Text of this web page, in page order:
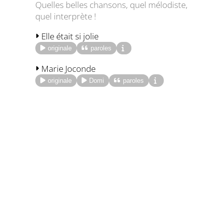
Quelles belles chansons, quel mélodiste,
quel interprète !
Elle était si jolie
originale paroles
Marie Joconde
originale Domi paroles